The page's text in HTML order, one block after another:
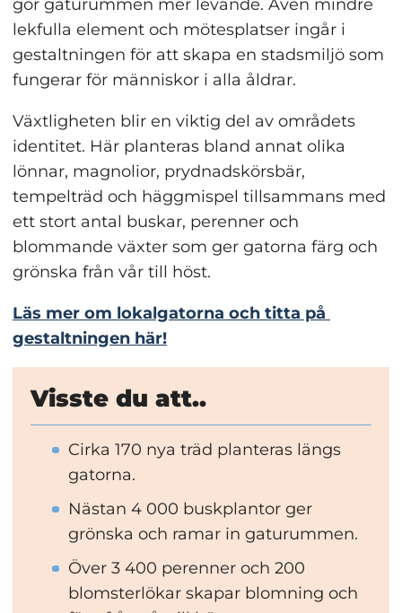
gör gaturummen mer levande. Även mindre
lekfulla element och mötesplatser ingår i
gestaltningen för att skapa en stadsmiljö som
fungerar för människor i alla åldrar.
Växtligheten blir en viktig del av områdets
identitet. Här planteras bland annat olika
lönnar, magnolior, prydnadskörsbär,
tempelträd och häggmispel tillsammans med
ett stort antal buskar, perenner och
blommande växter som ger gatorna färg och
grönska från vår till höst.
Läs mer om lokalgatorna och titta på
gestaltningen här!
Visste du att..
Cirka 170 nya träd planteras längs
gatorna.
Nästan 4 000 buskplantor ger
grönska och ramar in gaturummen.
Över 3 400 perenner och 200
blomsterlökar skapar blomning och